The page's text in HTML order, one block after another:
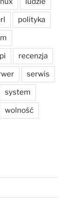
polityka
recenzja
serwis
system
wolność